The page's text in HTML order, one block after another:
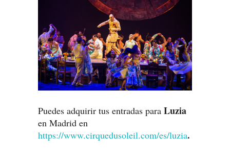
Puedes adquirir tus entradas para Luzia
en Madrid en
https://www.cirquedusoleil.com/es/luzia.